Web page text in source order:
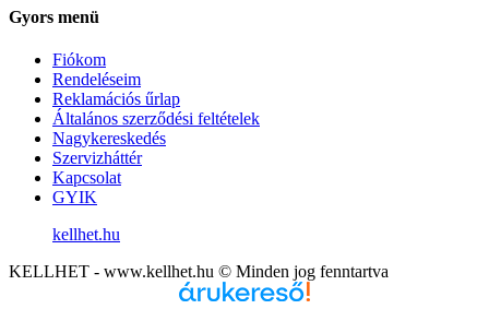
Gyors menü
Fiókom
Rendeléseim
Reklamációs űrlap
Általános szerződési feltételek
Nagykereskedés
Szervizháttér
Kapcsolat
GYIK
kellhet.hu
KELLHET - www.kellhet.hu © Minden jog fenntartva